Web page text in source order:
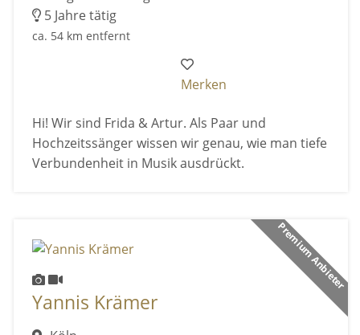
5 Jahre tätig
ca. 54 km entfernt
Merken
Hi! Wir sind Frida & Artur. Als Paar und
Hochzeitssänger wissen wir genau, wie man tiefe
Verbundenheit in Musik ausdrückt.
Premium Anbieter
Yannis Krämer